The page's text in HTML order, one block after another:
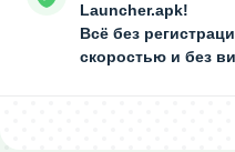
Launcher.apk!
Всё без
скоростью и без